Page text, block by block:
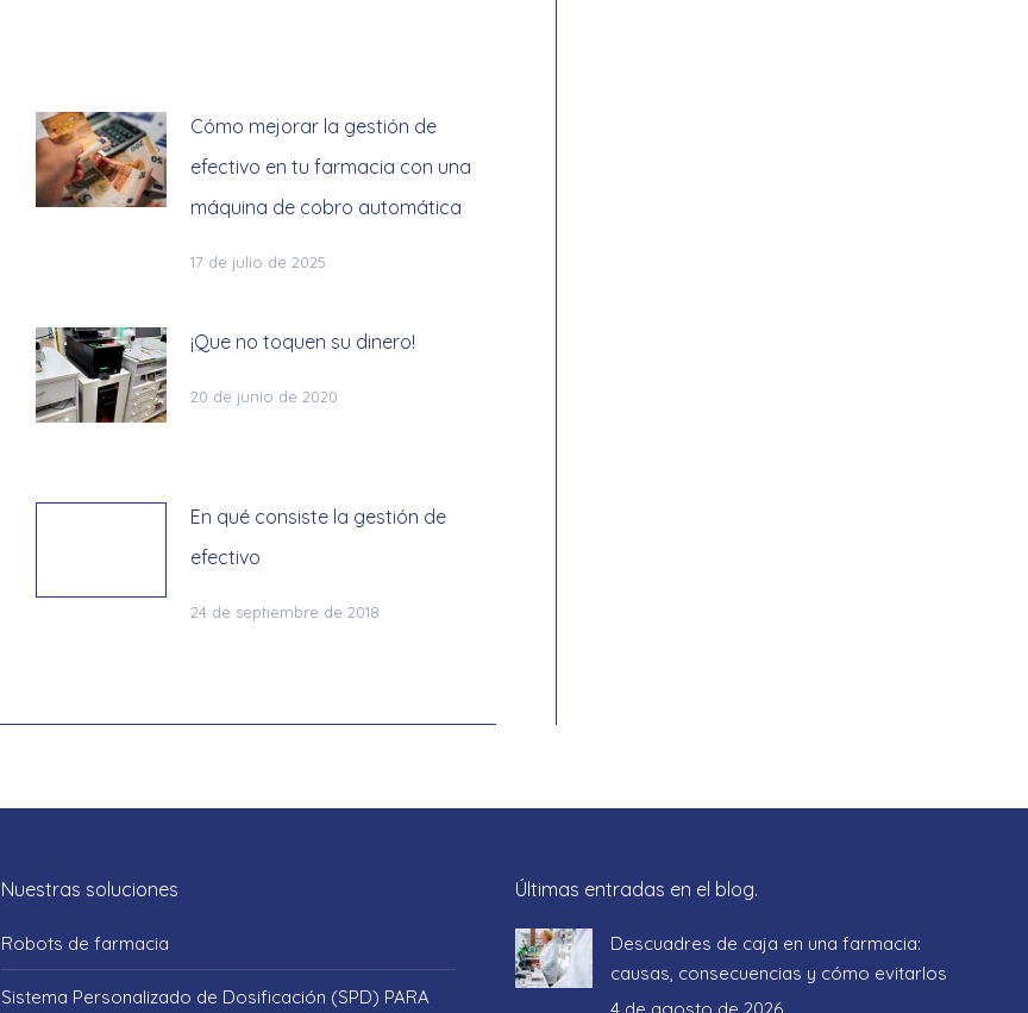
Cómo mejorar la gestión de
efectivo en tu farmacia con una
máquina de cobro automática
17 de julio de 2025
¡Que no toquen su dinero!
20 de junio de 2020
En qué consiste la gestión de
efectivo
24 de septiembre de 2018
Nuestras soluciones
Robots de farmacia
Sistema Personalizado de Dosificación (SPD) PARA
Últimas entradas en el blog.
Descuadres de caja en una farmacia:
causas, consecuencias y cómo evitarlos